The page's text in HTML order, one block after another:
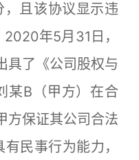
且该协议显示违
年5月31日，
具了《公司股权与
某B（甲方）在合
方保证其公司合法
民事行为能力，